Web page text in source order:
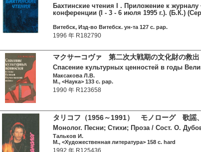
Бахтинские чтения I . Приложение к
конференции (I - 3 - 6 июля 1995 г.). (Б.К.)
Витебск, Изд-во Витебск. ун-та 127 c. pap.
1996 年 R182790
マクサーコヴァ 第二次大戦期の文化財の救
Спасение культурных ценностей в годы
Максакова Л.В.
М., <Наука> 133 c. pap.
1990 年 R123658
タリコフ（1956～1991） モノローグ 歌謡、
Монолог. Песни; Стихи; Проза / Сост. О.
Тальков И.
М., <Художественная литература> 158 c. hard
1992 年 R125436